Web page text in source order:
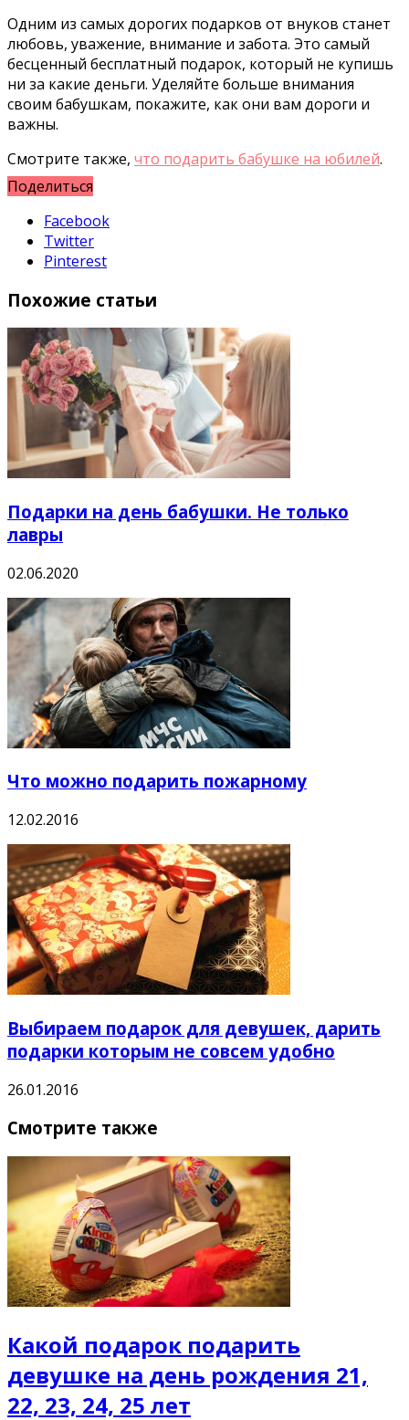
Одним из самых дорогих подарков от внуков станет
любовь, уважение, внимание и забота. Это самый
бесценный бесплатный подарок, который не купишь
ни за какие деньги. Уделяйте больше внимания
своим бабушкам, покажите, как они вам дороги и
важны.
Смотрите также, что подарить бабушке на юбилей.
Поделиться
Facebook
Twitter
Pinterest
Похожие статьи
Подарки на день бабушки. Не только
лавры
02.06.2020
Что можно подарить пожарному
12.02.2016
Выбираем подарок для девушек, дарить
подарки которым не совсем удобно
26.01.2016
Смотрите также
Какой подарок подарить
девушке на день рождения 21,
22, 23, 24, 25 лет